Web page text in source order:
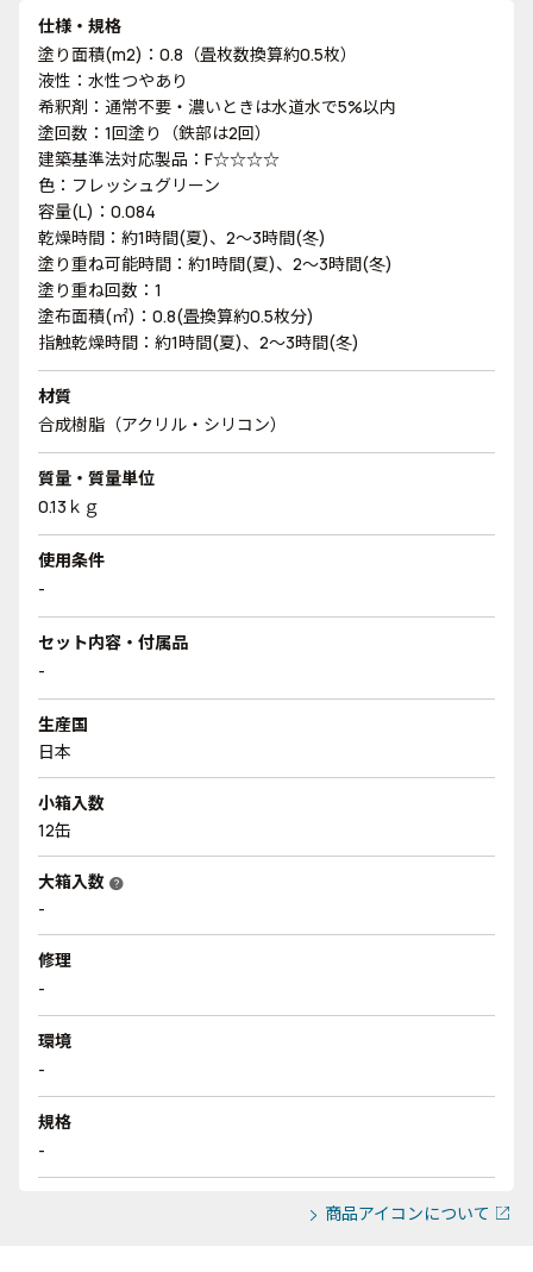
仕様・規格
塗り面積(m2)：0.8（畳枚数換算約0.5枚）
液性：水性つやあり
希釈剤：通常不要・濃いときは水道水で5%以内
塗回数：1回塗り（鉄部は2回）
建築基準法対応製品：F☆☆☆☆
色：フレッシュグリーン
容量(L)：0.084
乾燥時間：約1時間(夏)、2～3時間(冬)
塗り重ね可能時間：約1時間(夏)、2～3時間(冬)
塗り重ね回数：1
塗布面積(㎡)：0.8(畳換算約0.5枚分)
指触乾燥時間：約1時間(夏)、2～3時間(冬)
材質
合成樹脂（アクリル・シリコン）
質量・質量単位
0.13ｋｇ
使用条件
-
セット内容・付属品
-
生産国
日本
小箱入数
12缶
大箱入数 help
-
修理
-
環境
-
規格
-
商品アイコンについて